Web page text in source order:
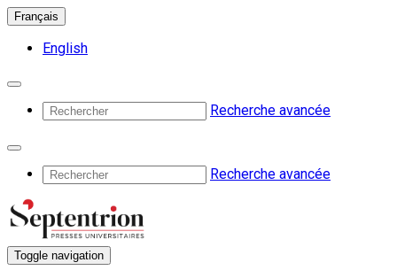
Français
English
Recherche avancée
Recherche avancée
Toggle navigation